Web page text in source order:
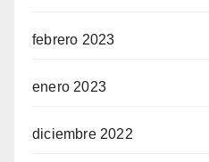
febrero 2023
enero 2023
diciembre 2022